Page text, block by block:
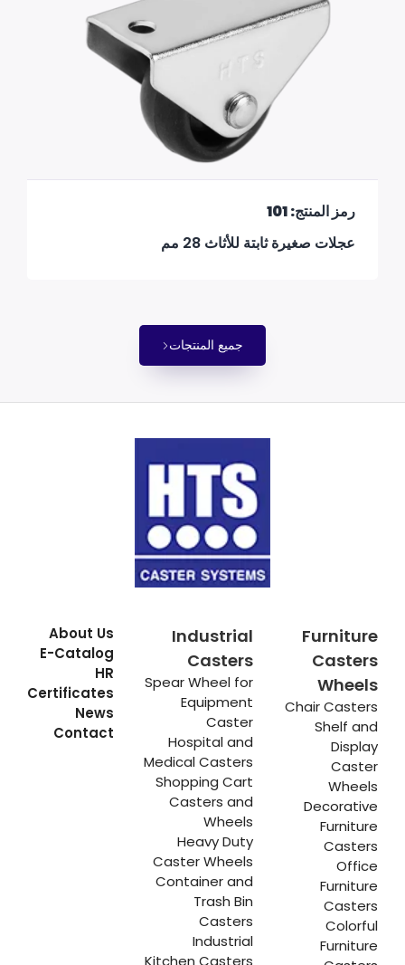
رمز المنتج: 101
عجلات صغيرة ثابتة للأثاث 28 مم
جميع المنتجات
Furniture
Casters
Wheels
Chair Casters
Shelf and
Display
Caster
Wheels
Decorative
Furniture
Casters
Office
Furniture
Casters
Colorful
Furniture
Industrial
Casters
Spear Wheel for
Equipment
Caster
Hospital and
Medical Casters
Shopping Cart
Casters and
Wheels
Heavy Duty
Caster Wheels
Container and
Trash Bin
Casters
Industrial
Kitchen Casters
About Us
E-Catalog
HR
Certificates
News
Contact